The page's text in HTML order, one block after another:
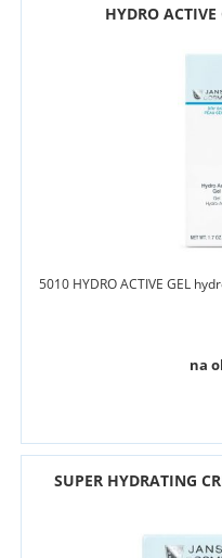
HYDRO
5010 HYDRO ACTIVE GEL
na
SUPER HYDRATING